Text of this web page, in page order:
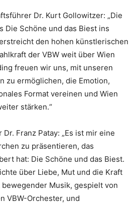
Dr. Kurt Gollowitzer: „Die
Die Schöne und das Biest ins
den hohen künstlerischen
der VBW weit über Wien
freuen wir uns, mit unseren
zu ermöglichen, die Emotion,
Format vereinen und Wien
stärken.“
Franz Patay: „Es ist mir eine
zu präsentieren, das
hat: Die Schöne und das Biest.
über Liebe, Mut und die Kraft
Musik, gespielt von
VBW-Orchester, und